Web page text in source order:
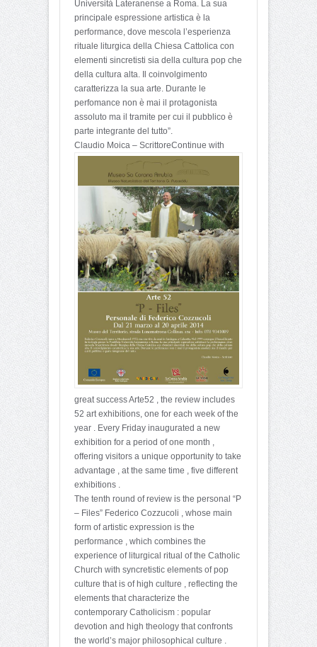
Università Lateranense a Roma. La sua
principale espressione artistica è la
performance, dove mescola l’esperienza
rituale liturgica della Chiesa Cattolica con
elementi sincretisti sia della cultura pop che
della cultura alta. Il coinvolgimento
caratterizza la sua arte. Durante le
perfomance non è mai il protagonista
assoluto ma il tramite per cui il pubblico è
parte integrante del tutto”.
Claudio Moica – ScrittoreContinue with
great success Arte52 , the review includes
52 art exhibitions, one for each week of the
year . Every Friday inaugurated a new
exhibition for a period of one month ,
offering visitors a unique opportunity to take
advantage , at the same time , five different
exhibitions .
The tenth round of review is the personal “P
– Files” Federico Cozzucoli , whose main
form of artistic expression is the
performance , which combines the
experience of liturgical ritual of the Catholic
Church with syncretistic elements of pop
culture that is of high culture , reflecting the
elements that characterize the
contemporary Catholicism : popular
devotion and high theology that confronts
the world’s major philosophical culture .